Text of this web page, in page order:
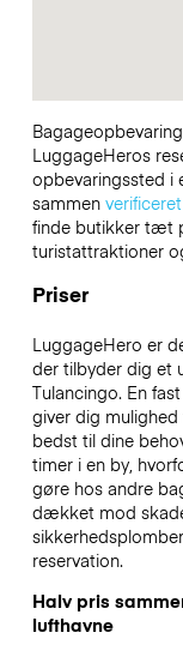
LuggageHeros
opbevaringssted i
sammen
finde butikker tæt
turistattraktioner
Priser
LuggageHero er
der tilbyder dig et
Tulancingo. En
giver dig
bedst til dine
timer i en by,
gøre hos andre
dækket mod
reservation.
Halv pris
lufthavne